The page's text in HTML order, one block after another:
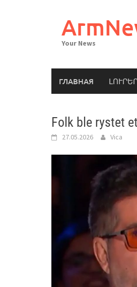
Your News
ГЛАВНАЯ
Folk ble rystet
27.05.2026 Vica